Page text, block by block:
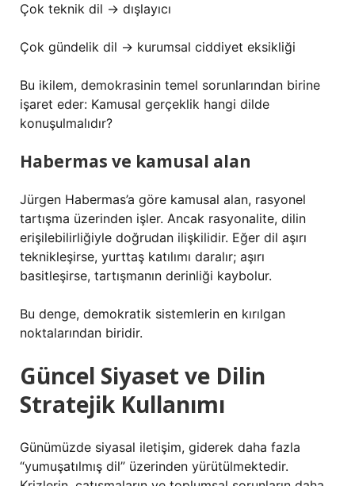
Çok teknik dil → dışlayıcı
Çok gündelik dil → kurumsal ciddiyet eksikliği
Bu ikilem, demokrasinin temel sorunlarından birine
işaret eder: Kamusal gerçeklik hangi dilde
konuşulmalıdır?
Habermas ve kamusal alan
Jürgen Habermas’a göre kamusal alan, rasyonel
tartışma üzerinden işler. Ancak rasyonalite, dilin
erişilebilirliğiyle doğrudan ilişkilidir. Eğer dil aşırı
teknikleşirse, yurttaş katılımı daralır; aşırı
basitleşirse, tartışmanın derinliği kaybolur.
Bu denge, demokratik sistemlerin en kırılgan
noktalarından biridir.
Güncel Siyaset ve Dilin
Stratejik Kullanımı
Günümüzde siyasal iletişim, giderek daha fazla
“yumuşatılmış dil” üzerinden yürütülmektedir.